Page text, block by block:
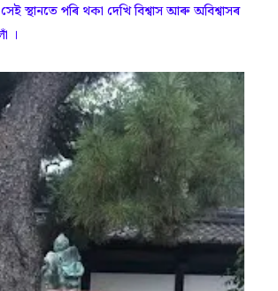
স্থানতে পৰি থকা দেখি বিশ্বাস আৰু অবিশ্বাসৰ
।